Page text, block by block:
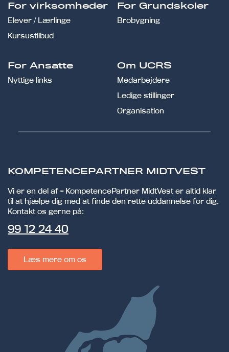
For virksomheder
Elever / Lærlinge
Kursustilbud
For Grundskoler
Brobygning
For Ansatte
Nyttige links
Om UCRS
Medarbejdere
Ledige stillinger
Organisation
KOMPETENCEPARTNER MIDTVEST
Vi er en del af - KompetencePartner MidtVest er altid klar
til at hjælpe dig med at finde den rette uddannelse for dig.
Kontakt os gerne på:
99 12 24 40
Læs mere om os